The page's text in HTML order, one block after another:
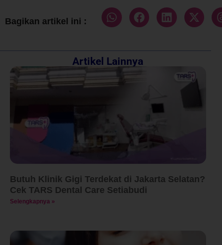
Bagikan artikel ini :
Artikel Lainnya
Butuh Klinik Gigi Terdekat di Jakarta Selatan?
Cek TARS Dental Care Setiabudi
Selengkapnya »